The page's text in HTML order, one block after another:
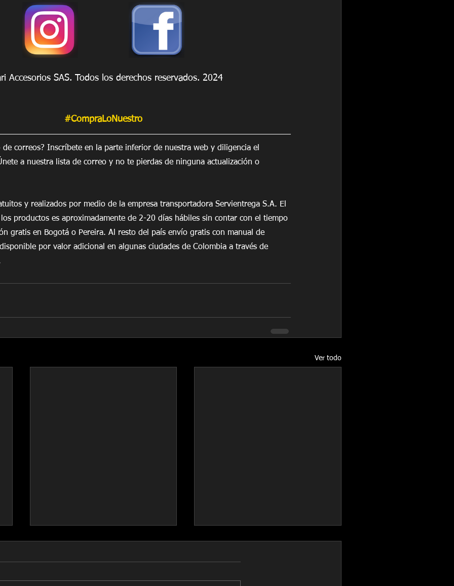
Accesorios SAS. Todos los derechos reservados. 2024
#CompraLoNuestro
correos? Inscríbete en la parte inferior de nuestra web y diligencia el
a nuestra lista de correo y no te pierdas de ninguna actualización o
y realizados por medio de la empresa transportadora Servientrega S.A. El
productos es aproximadamente de 2-20 días hábiles sin contar con el tiempo
gratis en Bogotá o Pereira. Al resto del país envío gratis con manual de
por valor adicional en algunas ciudades de Colombia a través de
Ver todo